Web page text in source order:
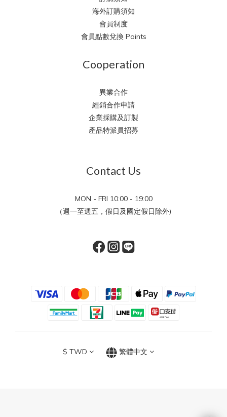
海外訂購須知
會員制度
會員點數兌換 Points
Cooperation
異業合作
經銷合作申請
企業採購及訂製
產品特派員招募
Contact Us
MON - FRI 10:00 - 19:00
（週一至週五，假日及國定假日除外)
$ TWD 繁體中文